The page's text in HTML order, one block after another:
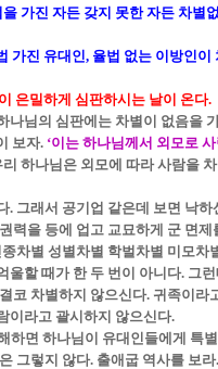
가진 자든 갖지 못한 자든 차별
가진 유대인, 율법 없는 이방인이
은밀하게 심판하시는 날이 온다.
나님의 심판에는 차별이 없음을
보자. ‘이는 하나님께서 외모로
리 하나님은 외모에 따라 사람을
. 그래서 공기업 같은데 보면 낙하
력을 등에 업고 교묘하게 군 면제
차별 성별차별 학벌차별 미모차
울할 때가 한 두 번이 아니다. 그
코 차별하지 않으신다. 귀족이라
이라고 괄시하지 않으신다.
하면 하나님이 유대인들에게 특
그렇지 않다. 출애굽 역사를 보라